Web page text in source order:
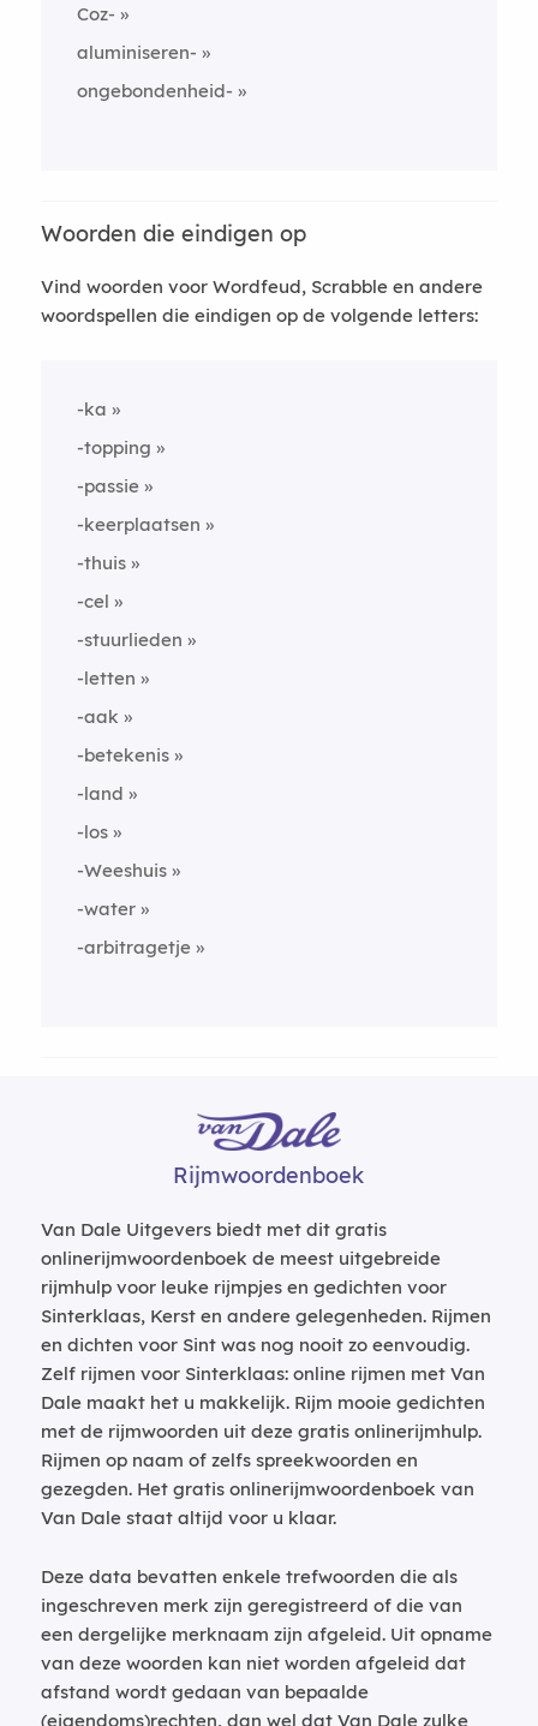
Coz-
aluminiseren-
ongebondenheid-
Woorden die eindigen op
Vind woorden voor Wordfeud, Scrabble en andere
woordspellen die eindigen op de volgende letters:
-ka
-topping
-passie
-keerplaatsen
-thuis
-cel
-stuurlieden
-letten
-aak
-betekenis
-land
-los
-Weeshuis
-water
-arbitragetje
Rijmwoordenboek
Van Dale Uitgevers biedt met dit gratis
onlinerijmwoordenboek de meest uitgebreide
rijmhulp voor leuke rijmpjes en gedichten voor
Sinterklaas, Kerst en andere gelegenheden. Rijmen
en dichten voor Sint was nog nooit zo eenvoudig.
Zelf rijmen voor Sinterklaas: online rijmen met Van
Dale maakt het u makkelijk. Rijm mooie gedichten
met de rijmwoorden uit deze gratis onlinerijmhulp.
Rijmen op naam of zelfs spreekwoorden en
gezegden. Het gratis onlinerijmwoordenboek van
Van Dale staat altijd voor u klaar.
Deze data bevatten enkele trefwoorden die als
ingeschreven merk zijn geregistreerd of die van
een dergelijke merknaam zijn afgeleid. Uit opname
van deze woorden kan niet worden afgeleid dat
afstand wordt gedaan van bepaalde
(eigendoms)rechten, dan wel dat Van Dale zulke